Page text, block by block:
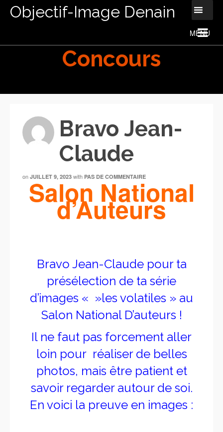
Objectif-Image Denain
Concours
Bravo Jean-
Claude
on JUILLET 9, 2023 with PAS DE COMMENTAIRE
Salon National
d’Auteurs
Bravo Jean-Claude pour ta
présélection de ta série
d’images « »les volatiles » au
Salon National D’auteurs !
Il ne faut pas forcement aller
loin pour réaliser de belles
photos, mais être patient et
savoir regarder autour de soi.
En voici la preuve en images :